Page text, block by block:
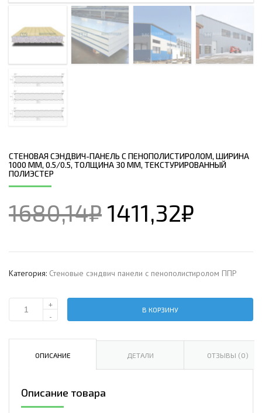
СТЕНОВАЯ СЭНДВИЧ-ПАНЕЛЬ С ПЕНОПОЛИСТИРОЛОМ, ШИРИНА
1000 ММ, 0.5/0.5, ТОЛЩИНА 30 ММ, ТЕКСТУРИРОВАННЫЙ
ПОЛИЭСТЕР
1680,14₽ 1411,32₽
Категория: Стеновые сэндвич панели с пенополистиролом ППР
Количество
сэндвич-
ширина
1000
+
-
В КОРЗИНУ
ОПИСАНИЕ ДЕТАЛИ ОТЗЫВЫ (0)
Описание товара